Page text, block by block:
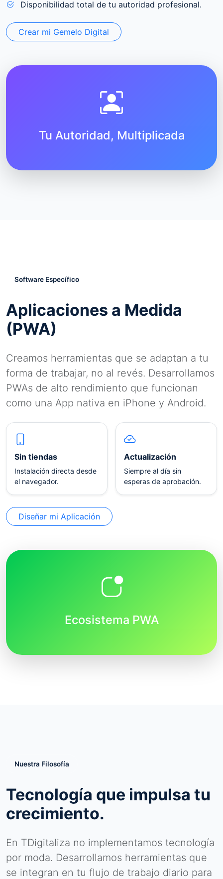
Disponibilidad total de tu autoridad profesional.
Crear mi Gemelo Digital
Tu Autoridad, Multiplicada
Software Específico
Aplicaciones a Medida
(PWA)
Creamos herramientas que se adaptan a tu
forma de trabajar, no al revés. Desarrollamos
PWAs de alto rendimiento que funcionan
como una App nativa en iPhone y Android.
Sin tiendas
Instalación directa desde
el navegador.
Actualización
Siempre al día sin
esperas de aprobación.
Diseñar mi Aplicación
Ecosistema PWA
Nuestra Filosofía
Tecnología que impulsa tu
crecimiento.
En TDigitaliza no implementamos tecnología
por moda. Desarrollamos herramientas que
se integran en tu flujo de trabajo diario para